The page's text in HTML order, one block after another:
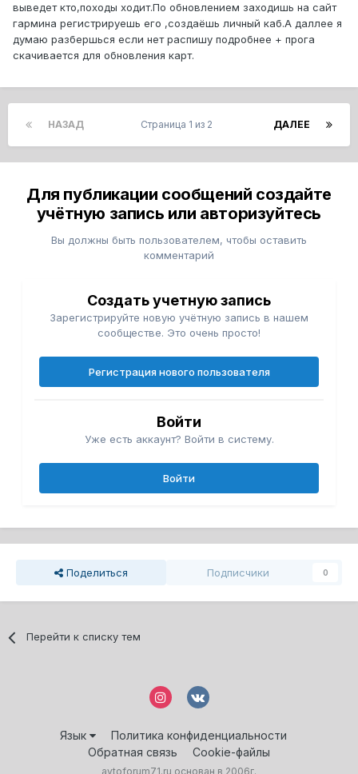
выведет кто,походы ходит.По обновлением заходишь на сайт
гармина регистрируешь его ,создаёшь личный каб.А даллее я
думаю разбершься если нет распишу подробнее + прога
скачивается для обновления карт.
НАЗАД ДАЛЕЕ
Страница 1 из 2
Для публикации сообщений создайте
учётную запись или авторизуйтесь
Вы должны быть пользователем, чтобы оставить
комментарий
Создать учетную запись
Зарегистрируйте новую учётную запись в нашем
сообществе. Это очень просто!
Регистрация нового пользователя
Войти
Уже есть аккаунт? Войти в систему.
Войти
Поделиться Подписчики 0
Перейти к списку тем
Язык
Политика конфиденциальности
Обратная связь
Cookie-файлы
avtoforum71.ru основан в 2006г.